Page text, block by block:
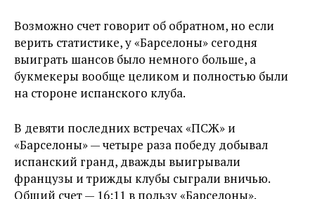
Возможно счет говорит об обратном, но если
верить статистике, у «Барселоны» сегодня
выиграть шансов было немного больше, а
букмекеры вообще целиком и полностью были
на стороне испанского клуба.
В девяти последних встречах «ПСЖ» и
«Барселоны» — четыре раза победу добывал
испанский гранд, дважды выигрывали
французы и трижды клубы сыграли вничью.
Общий счет — 16:11 в пользу «Барселоны».